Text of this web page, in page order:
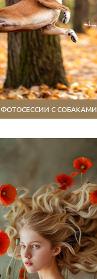
ФОТОСЕССИИ С СОБАКАМИ